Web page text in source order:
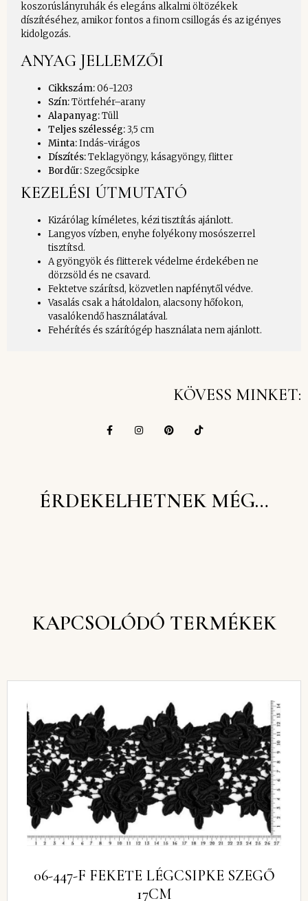
koszorúslányruhák és elegáns alkalmi öltözékek
díszítéséhez, amikor fontos a finom csillogás és az igényes
kidolgozás.
ANYAG JELLEMZŐI
Cikkszám:06-1203
Szín:Törtfehér–arany
Alapanyag:Tüll
Teljes szélesség:3,5 cm
Minta:Indás-virágos
Díszítés:Teklagyöngy, kásagyöngy, flitter
Bordűr:Szegőcsipke
KEZELÉSI ÚTMUTATÓ
Kizárólag kíméletes, kézi tisztítás ajánlott.
Langyos vízben, enyhe folyékony mosószerrel
tisztítsd.
A gyöngyök és flitterek védelme érdekében ne
dörzsöld és ne csavard.
Fektetve szárítsd, közvetlen napfénytől védve.
Vasalás csak a hátoldalon, alacsony hőfokon,
vasalókendő használatával.
Fehérítés és szárítógép használata nem ajánlott.
KÖVESS MINKET:
ÉRDEKELHETNEK MÉG…
KAPCSOLÓDÓ TERMÉKEK
06-447-F FEKETE LÉGCSIPKE SZEGŐ
17CM